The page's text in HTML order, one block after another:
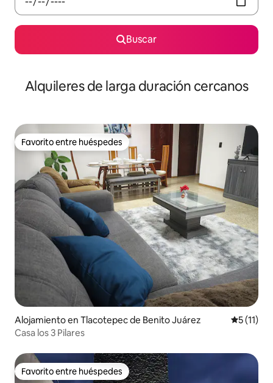
Buscar
Alquileres de larga duración cercanos
Favorito entre huéspedes
Favorito entre huéspedes
Alojamiento en Tlacotepec de Benito Juárez
5 (11)
Casa los 3 Pilares
Favorito entre huéspedes
Favorito entre huéspedes